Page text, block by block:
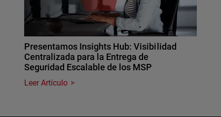
Presentamos Insights Hub: Visibilidad
Centralizada para la Entrega de
Seguridad Escalable de los MSP
Leer Artículo